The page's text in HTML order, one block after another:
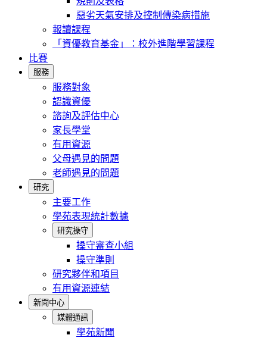
惡劣天氣安排及控制傳染病措施
報讀課程
「資優教育基金」：校外進階學習課程
比賽
服務
服務對象
認識資優
諮詢及評估中心
家長學堂
有用資源
父母遇見的問題
老師遇見的問題
研究
主要工作
學苑表現統計數據
研究操守
操守審查小組
操守準則
研究夥伴和項目
有用資源連結
新聞中心
媒體通訊
學苑新聞